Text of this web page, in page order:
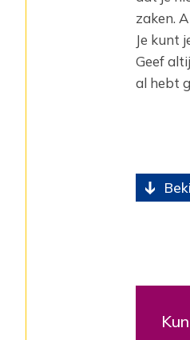
zaken.
Je kunt
Geef
al hebt